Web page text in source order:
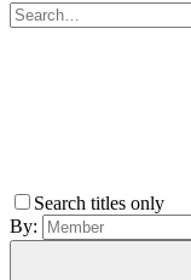
Search titles only
By: